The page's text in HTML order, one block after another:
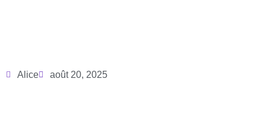
Alice août 20, 2025